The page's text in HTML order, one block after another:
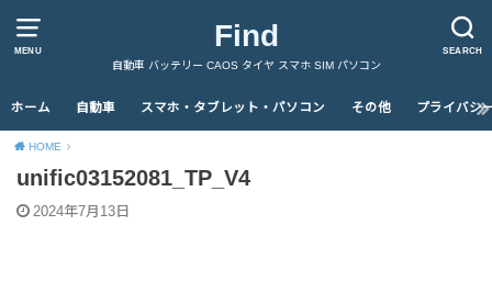
MENU SEARCH
Find
自動車 バッテリー CAOS タイヤ スマホ SIM パソコン
ホーム 自動車 スマホ・タブレット・パソコン その他 プライバシ
HOME
unific03152081_TP_V4
2024年7月13日